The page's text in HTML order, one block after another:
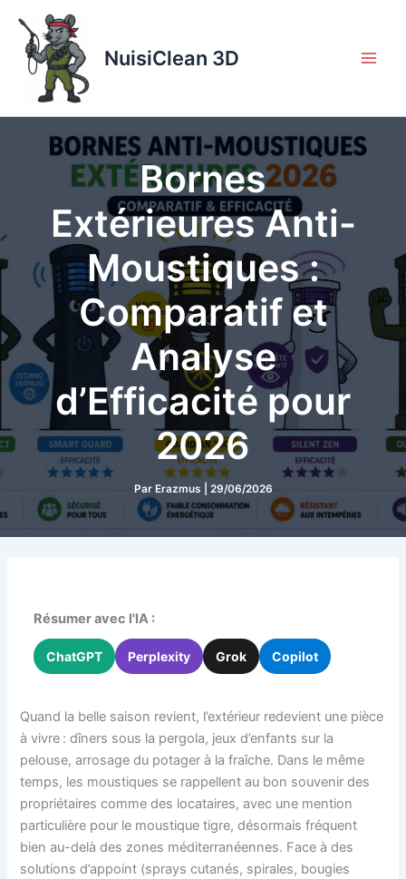
contenu
NuisiClean 3D
Bornes
Extérieures Anti-
Moustiques :
Comparatif et
Analyse
d’Efficacité pour
2026
Par Erazmus 29/06/2026
Résumer avec l'IA :
ChatGPT Perplexity Grok Copilot
Quand la belle saison revient, l’extérieur redevient une pièce
à vivre : dîners sous la pergola, jeux d’enfants sur la
pelouse, arrosage du potager à la fraîche. Dans le même
temps, les moustiques se rappellent au bon souvenir des
propriétaires comme des locataires, avec une mention
particulière pour le moustique tigre, désormais fréquent
bien au-delà des zones méditerranéennes. Face à des
solutions d’appoint (sprays cutanés, spirales, bougies